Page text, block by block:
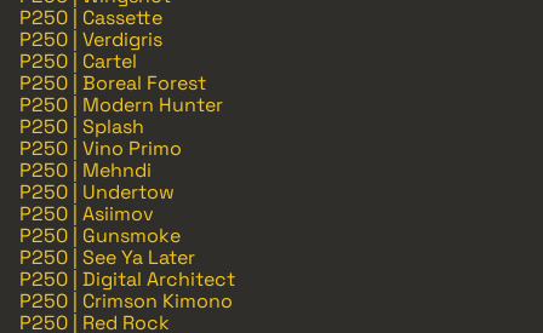
P250 | Cassette
P250 | Verdigris
P250 | Cartel
P250 | Boreal Forest
P250 | Modern Hunter
P250 | Splash
P250 | Vino Primo
P250 | Mehndi
P250 | Undertow
P250 | Asiimov
P250 | Gunsmoke
P250 | See Ya Later
P250 | Digital Architect
P250 | Crimson Kimono
P250 | Red Rock